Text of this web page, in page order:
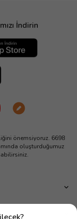
İndirin
önemsiyoruz. 6698
oluşturduğumuz